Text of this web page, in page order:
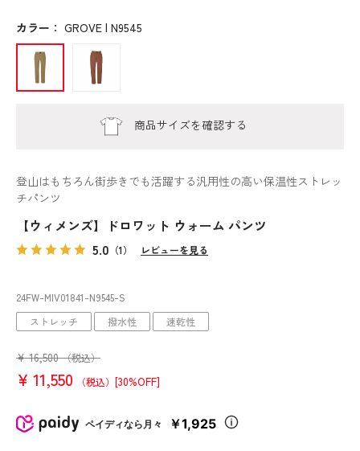
登山はもちろん街歩きでも活躍する汎用性の高い保温性ストレッ
チパンツ
【ウィメンズ】ドロワット ウォーム パンツ
5.0 （1） レビューを見る
24FW-MIV01841-N9545-S
ストレッチ 撥水性 速乾性
¥ 16,500 （税込）
¥ 11,550 （税込） [30%OFF]
ペイディなら月々 ￥1,925
カラー ： GROVE | N9545
商品サイズを確認する